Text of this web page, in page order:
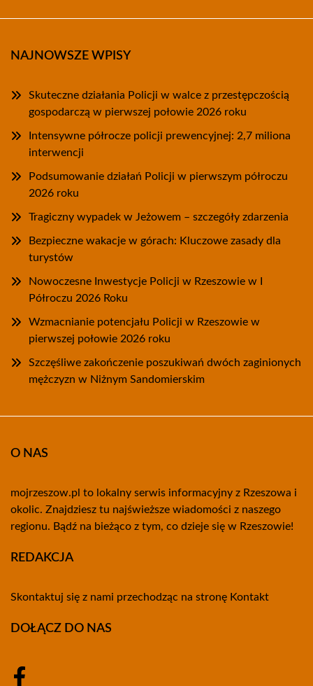
NAJNOWSZE WPISY
Skuteczne działania Policji w walce z przestępczością
gospodarczą w pierwszej połowie 2026 roku
Intensywne półrocze policji prewencyjnej: 2,7 miliona
interwencji
Podsumowanie działań Policji w pierwszym półroczu
2026 roku
Tragiczny wypadek w Jeżowem – szczegóły zdarzenia
Bezpieczne wakacje w górach: Kluczowe zasady dla
turystów
Nowoczesne Inwestycje Policji w Rzeszowie w I
Półroczu 2026 Roku
Wzmacnianie potencjału Policji w Rzeszowie w
pierwszej połowie 2026 roku
Szczęśliwe zakończenie poszukiwań dwóch zaginionych
mężczyzn w Niżnym Sandomierskim
O NAS
mojrzeszow.pl to lokalny serwis informacyjny z Rzeszowa i
okolic. Znajdziesz tu najświeższe wiadomości z naszego
regionu. Bądź na bieżąco z tym, co dzieje się w Rzeszowie!
REDAKCJA
Skontaktuj się z nami przechodząc na stronę Kontakt
DOŁĄCZ DO NAS